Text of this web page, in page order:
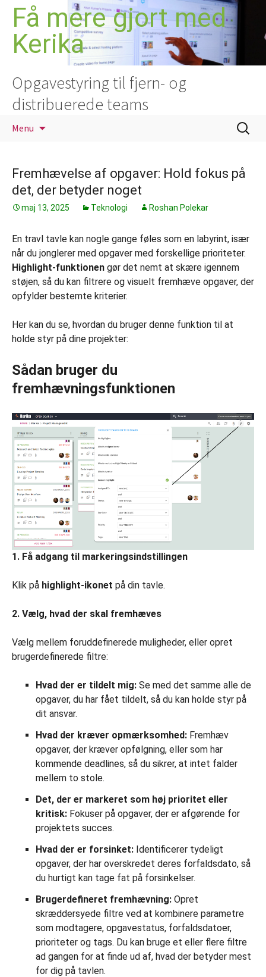
Hop
indhold
Få mere gjort med
Kerika
Opgavestyring til fjern- og
distribuerede teams
Menu
Søg
efter:
Fremhævelse af opgaver: Hold fokus på
det, der betyder noget
maj 13, 2025 Teknologi Roshan Polekar
En travl tavle kan nogle gange føles som en labyrint, især
når du jonglerer med opgaver med forskellige prioriteter.
Highlight-funktionen gør det nemt at skære igennem
støjen, så du kan filtrere og visuelt fremhæve opgaver, der
opfylder bestemte kriterier.
Her kan du se, hvordan du bruger denne funktion til at
holde styr på dine projekter:
Sådan bruger du
fremhævningsfunktionen
1. Få adgang til markeringsindstillingen
Klik på highlight-ikonet på din tavle.
2. Vælg, hvad der skal fremhæves
Vælg mellem foruddefinerede muligheder, eller opret
brugerdefinerede filtre:
Hvad der er tildelt mig: Se med det samme alle de
opgaver, du har fået tildelt, så du kan holde styr på
dit ansvar.
Hvad der kræver opmærksomhed: Fremhæv
opgaver, der kræver opfølgning, eller som har
kommende deadlines, så du sikrer, at intet falder
mellem to stole.
Det, der er markeret som høj prioritet eller
kritisk: Fokuser på opgaver, der er afgørende for
projektets succes.
Hvad der er forsinket: Identificerer tydeligt
opgaver, der har overskredet deres forfaldsdato, så
du hurtigt kan tage fat på forsinkelser.
Brugerdefineret fremhævning: Opret
skræddersyede filtre ved at kombinere parametre
som modtagere, opgavestatus, forfaldsdatoer,
prioriteter og tags. Du kan bruge et eller flere filtre
ad gangen for at finde ud af, hvad der betyder mest
for dig på tavlen.